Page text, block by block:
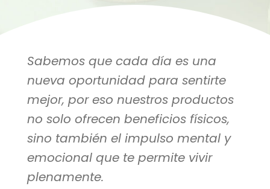
Sabemos que cada día es una
nueva oportunidad para sentirte
mejor, por eso nuestros productos
no solo ofrecen beneficios físicos,
sino también el impulso mental y
emocional que te permite vivir
plenamente.